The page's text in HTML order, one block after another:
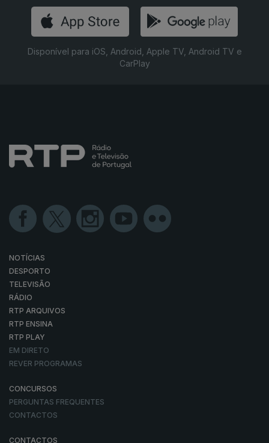
Disponível para iOS, Android, Apple TV, Android TV e
CarPlay
NOTÍCIAS
DESPORTO
TELEVISÃO
RÁDIO
RTP ARQUIVOS
RTP ENSINA
RTP PLAY
EM DIRETO
REVER PROGRAMAS
CONCURSOS
PERGUNTAS FREQUENTES
CONTACTOS
CONTACTOS